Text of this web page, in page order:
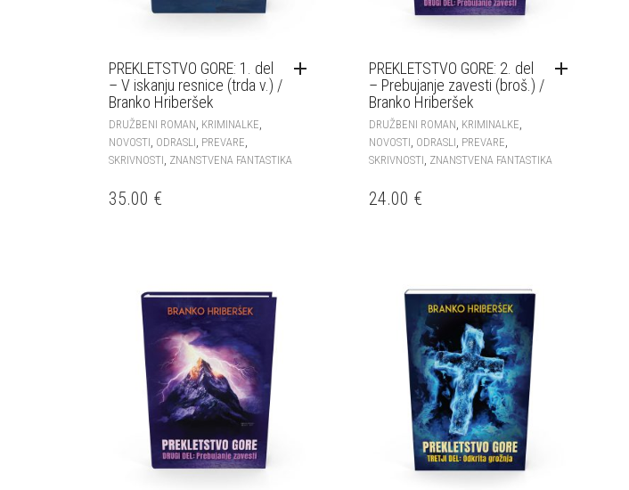
PREKLETSTVO GORE: 1. del
– V iskanju resnice (trda v.) /
Branko Hriberšek
DRUŽBENI ROMAN KRIMINALKE
NOVOSTI ODRASLI PREVARE
SKRIVNOSTI ZNANSTVENA FANTASTIKA
35.00 €
PREKLETSTVO GORE: 2. del
– Prebujanje zavesti (broš.) /
Branko Hriberšek
DRUŽBENI ROMAN KRIMINALKE
NOVOSTI ODRASLI PREVARE
SKRIVNOSTI ZNANSTVENA FANTASTIKA
24.00 €